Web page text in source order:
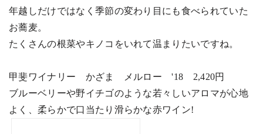
年越しだけではなく季節の変わり目にも食べられていた
お蕎麦。
たくさんの根菜やキノコをいれて温まりたいですね。
甲斐ワイナリー かざま メルロー'18 2,420円
ブルーベリーや野イチゴのような若々しいアロマが心地
よく、柔らかで口当たり滑らかな赤ワイン!